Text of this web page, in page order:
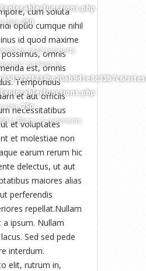
functions.php
line250
to read property
on false in
functions.php
line250
inBlog|6 comments
cum soluta
optio cumque nihil
id quod maxime
omnis
est, omnis
Temporibus
et aut officiis
necessitatibus
et voluptates
et molestiae non
earum rerum hic
delectus, ut aut
maiores alias
perferendis
repellat.Nullam
ipsum. Nullam
Sed sed pede
interdum.
elit, rutrum in,